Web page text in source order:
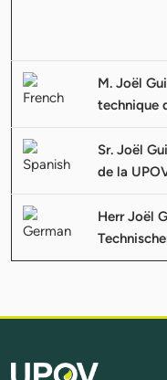
M. Joël
technique
Sr. Joël
de la
Herr Joël